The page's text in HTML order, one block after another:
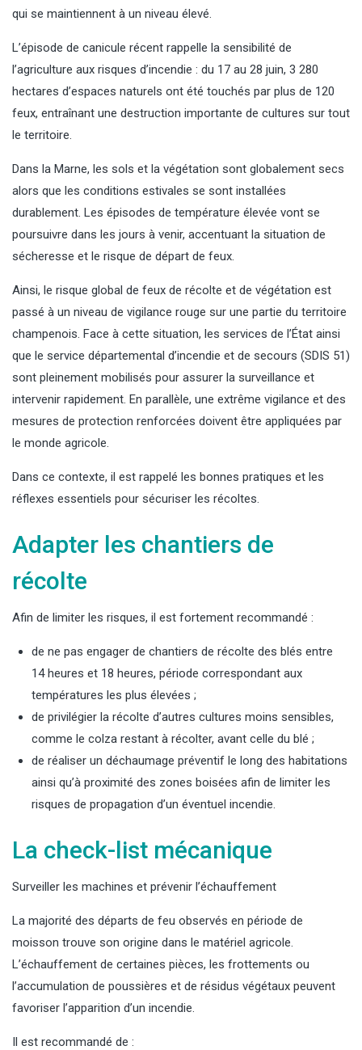
qui se maintiennent à un niveau élevé.
L’épisode de canicule récent rappelle la sensibilité de
l’agriculture aux risques d’incendie : du 17 au 28 juin, 3 280
hectares d’espaces naturels ont été touchés par plus de 120
feux, entraînant une destruction importante de cultures sur tout
le territoire.
Dans la Marne, les sols et la végétation sont globalement secs
alors que les conditions estivales se sont installées
durablement. Les épisodes de température élevée vont se
poursuivre dans les jours à venir, accentuant la situation de
sécheresse et le risque de départ de feux.
Ainsi, le risque global de feux de récolte et de végétation est
passé à un niveau de vigilance rouge sur une partie du territoire
champenois. Face à cette situation, les services de l’État ainsi
que le service départemental d’incendie et de secours (SDIS 51)
sont pleinement mobilisés pour assurer la surveillance et
intervenir rapidement. En parallèle, une extrême vigilance et des
mesures de protection renforcées doivent être appliquées par
le monde agricole.
Dans ce contexte, il est rappelé les bonnes pratiques et les
réflexes essentiels pour sécuriser les récoltes.
Adapter les chantiers de
récolte
Afin de limiter les risques, il est fortement recommandé :
de ne pas engager de chantiers de récolte des blés entre
14 heures et 18 heures, période correspondant aux
températures les plus élevées ;
de privilégier la récolte d’autres cultures moins sensibles,
comme le colza restant à récolter, avant celle du blé ;
de réaliser un déchaumage préventif le long des habitations
ainsi qu’à proximité des zones boisées afin de limiter les
risques de propagation d’un éventuel incendie.
La check-list mécanique
Surveiller les machines et prévenir l’échauffement
La majorité des départs de feu observés en période de
moisson trouve son origine dans le matériel agricole.
L’échauffement de certaines pièces, les frottements ou
l’accumulation de poussières et de résidus végétaux peuvent
favoriser l’apparition d’un incendie.
Il est recommandé de :